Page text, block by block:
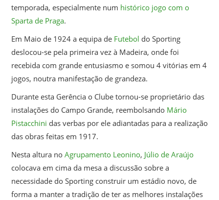
temporada, especialmente num histórico jogo com o
Sparta de Praga.
Em Maio de 1924 a equipa de Futebol do Sporting
deslocou-se pela primeira vez à Madeira, onde foi
recebida com grande entusiasmo e somou 4 vitórias em 4
jogos, noutra manifestação de grandeza.
Durante esta Gerência o Clube tornou-se proprietário das
instalações do Campo Grande, reembolsando Mário
Pistacchini das verbas por ele adiantadas para a realização
das obras feitas em 1917.
Nesta altura no Agrupamento Leonino, Júlio de Araújo
colocava em cima da mesa a discussão sobre a
necessidade do Sporting construir um estádio novo, de
forma a manter a tradição de ter as melhores instalações